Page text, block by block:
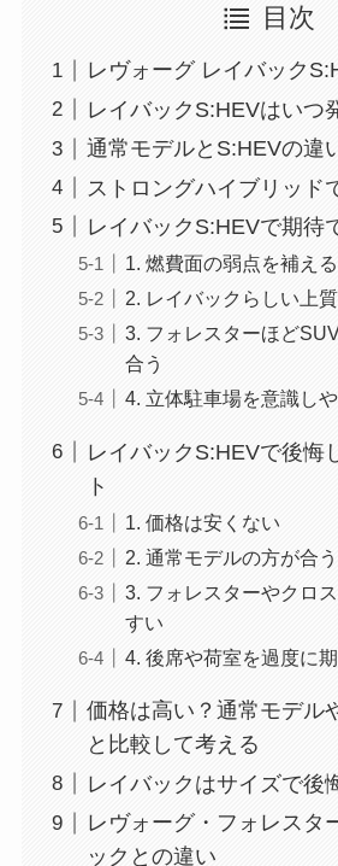
目次
レヴォーグ レイバック
レイバックS:HEVはいつ
通常モデルとS:HEVの違
ストロングハイブリッド
レイバックS:HEVで期待
1. 燃費面の弱点を補える
2. レイバックらしい上
3. フォレスターほど
合う
4. 立体駐車場を意識し
レイバックS:HEVで後悔
ト
1. 価格は安くない
2. 通常モデルの方が合
3. フォレスターやクロ
すい
4. 後席や荷室を過度に
価格は高い？通常モデル
と比較して考える
レイバックはサイズで後
レヴォーグ・フォレスタ
ックとの違い